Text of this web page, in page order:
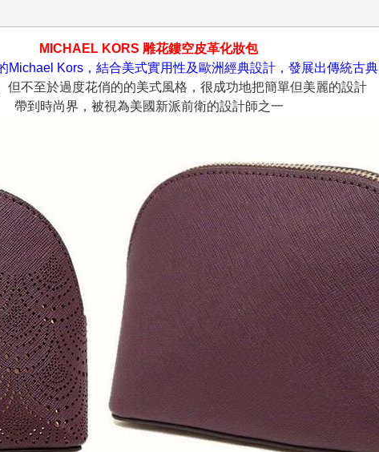
MICHAEL KORS 雕花鏤空皮革化妝包
Michael Kors，結合美式實用性及歐洲經典設計，發展出傳統古典
但不至於過度花俏的的美式風格，很成功地把簡單但美麗的設計
帶到時尚界，被視為美國新派前衛的設計師之一